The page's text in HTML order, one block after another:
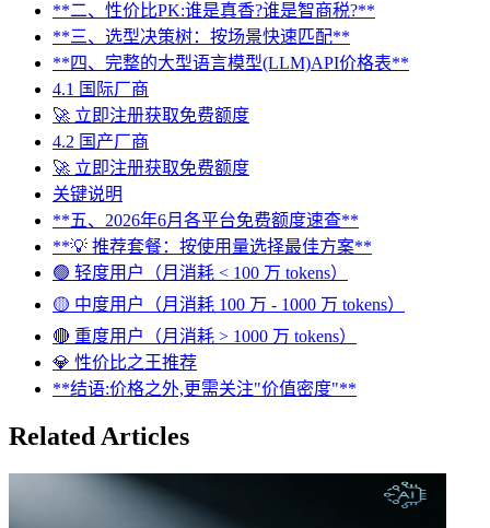
**二、性价比PK:谁是真香?谁是智商税?**
**三、选型决策树：按场景快速匹配**
**四、完整的大型语言模型(LLM)API价格表**
4.1 国际厂商
🚀 立即注册获取免费额度
4.2 国产厂商
🚀 立即注册获取免费额度
关键说明
**五、2026年6月各平台免费额度速查**
**💡 推荐套餐：按使用量选择最佳方案**
🟢 轻度用户（月消耗 < 100 万 tokens）
🟡 中度用户（月消耗 100 万 - 1000 万 tokens）
🔴 重度用户（月消耗 > 1000 万 tokens）
💎 性价比之王推荐
**结语:价格之外,更需关注"价值密度"**
Related Articles